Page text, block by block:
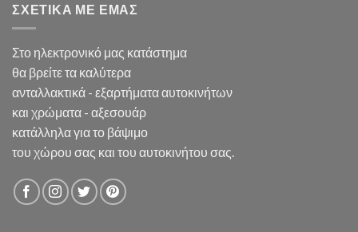
ΣΧΕΤΙΚΑ ΜΕ ΕΜΑΣ
Στο ηλεκτρονικό μας κατάστημα
θα βρείτε τα καλύτερα
ανταλλακτικά - εξαρτήματα αυτοκινήτων
και χρώματα - αξεσουάρ
κατάλληλα για το βάψιμο
του χώρου σας και του αυτοκινήτου σας.